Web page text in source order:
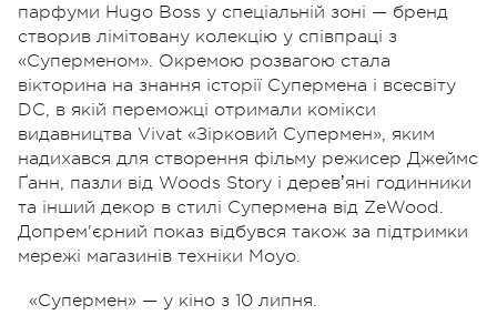
парфуми Hugo Boss у спеціальній зоні — бренд
створив лімітовану колекцію у співпраці з
«Суперменом». Окремою розвагою стала
вікторина на знання історії Супермена і всесвіту
DC, в якій переможці отримали комікси
видавництва Vivat «Зірковий Супермен», яким
надихався для створення фільму режисер Джеймс
Ґанн, пазли від Woods Story і деревʼяні годинники
та інший декор в стилі Супермена від ZeWood.
Допрем'єрний показ відбувся також за підтримки
мережі магазинів техніки Moyo.
«Супермен» — у кіно з 10 липня.